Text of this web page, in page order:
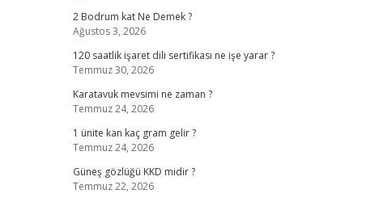
2 Bodrum kat Ne Demek ?
Ağustos 3, 2026
120 saatlik işaret dili sertifikası ne işe yarar ?
Temmuz 30, 2026
Karatavuk mevsimi ne zaman ?
Temmuz 24, 2026
1 ünite kan kaç gram gelir ?
Temmuz 24, 2026
Güneş gözlüğü KKD midir ?
Temmuz 22, 2026